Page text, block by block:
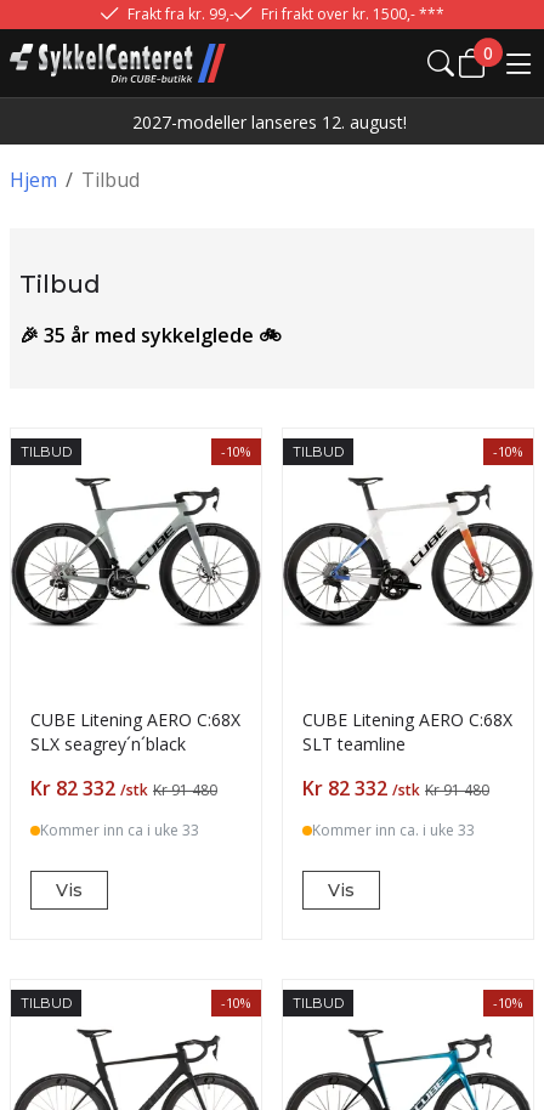
Frakt fra kr. 99,- Fri frakt over kr. 1500,- ***
0
2027-modeller lanseres 12. august!
/
Hjem Tilbud
Tilbud
🎉 35 år med sykkelglede 🚲
TILBUD -10%
CUBE Litening AERO C:68X
SLX seagrey´n´black
Pris
Kr 82 332 /stk Kr 91 480
Kommer inn ca i uke 33
Vis
TILBUD -10%
CUBE Litening AERO C:68X
SLT teamline
Pris
Kr 82 332 /stk Kr 91 480
Kommer inn ca. i uke 33
Vis
TILBUD -10% TILBUD -10%